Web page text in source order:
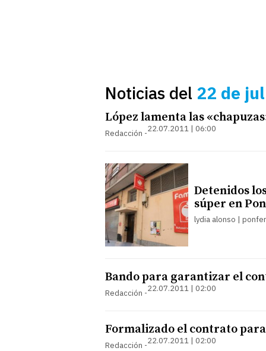
Noticias del 22 de
López lamenta las
Redacción 22.07.2011 | 06:00
Detenidos
súper en
lydia alonso |
Bando para garantizar el
Redacción 22.07.2011 | 02:00
Formalizado el contrato
Redacción 22.07.2011 | 02:00